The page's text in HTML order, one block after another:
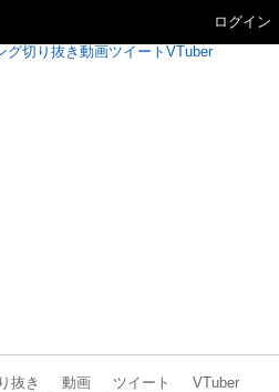
ログイン
グ切り抜き 動画ツイート VTuber
抜き 動画 ツイート
VTuber